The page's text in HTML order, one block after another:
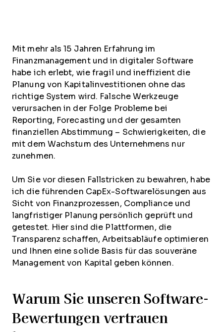
Mit mehr als 15 Jahren Erfahrung im
Finanzmanagement und in digitaler Software
habe ich erlebt, wie fragil und ineffizient die
Planung von Kapitalinvestitionen ohne das
richtige System wird. Falsche Werkzeuge
verursachen in der Folge Probleme bei
Reporting, Forecasting und der gesamten
finanziellen Abstimmung – Schwierigkeiten, die
mit dem Wachstum des Unternehmens nur
zunehmen.
Um Sie vor diesen Fallstricken zu bewahren, habe
ich die führenden CapEx-Softwarelösungen aus
Sicht von Finanzprozessen, Compliance und
langfristiger Planung persönlich geprüft und
getestet. Hier sind die Plattformen, die
Transparenz schaffen, Arbeitsabläufe optimieren
und Ihnen eine solide Basis für das souveräne
Management von Kapital geben können.
Warum Sie unseren Software-
Bewertungen vertrauen